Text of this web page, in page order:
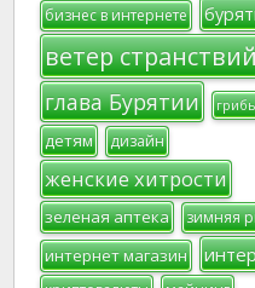
бизнес в интернете
ветер
глава Бурятии
детям дизайн
женские хитрости
зеленая аптека зимняя
интернет магазин